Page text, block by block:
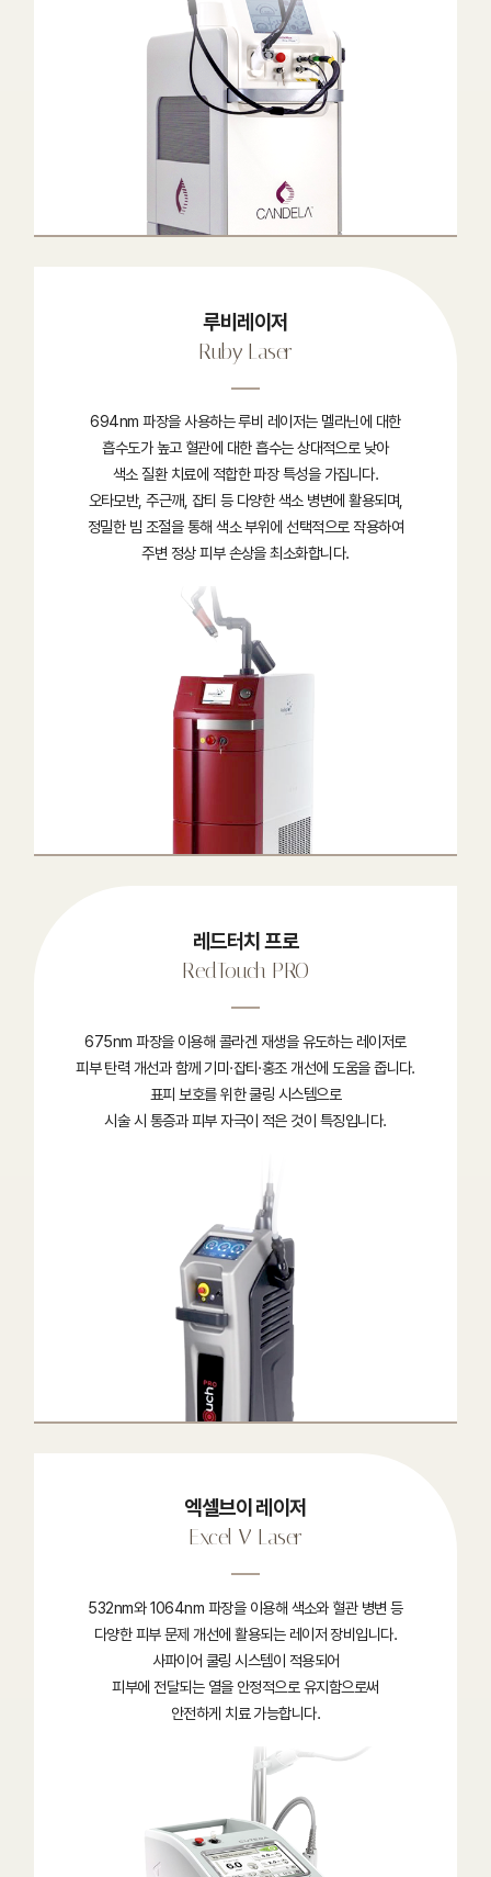
루비레이저
Ruby Laser
694nm 파장을 사용하는 루비 레이저는 멜라닌에 대한
흡수도가 높고 혈관에 대한 흡수는 상대적으로 낮아
색소 질환 치료에 적합한 파장 특성을 가집니다.
오타모반, 주근깨, 잡티 등 다양한 색소 병변에 활용되며,
정밀한 빔 조절을 통해 색소 부위에 선택적으로 작용하여
주변 정상 피부 손상을 최소화합니다.
레드터치 프로
RedTouch PRO
675nm 파장을 이용해 콜라겐 재생을 유도하는 레이저로
피부 탄력 개선과 함께 기미·잡티·홍조 개선에 도움을 줍니다.
표피 보호를 위한 쿨링 시스템으로
시술 시 통증과 피부 자극이 적은 것이 특징입니다.
엑셀브이 레이저
Excel V Laser
532nm와 1064nm 파장을 이용해 색소와 혈관 병변 등
다양한 피부 문제 개선에 활용되는 레이저 장비입니다.
사파이어 쿨링 시스템이 적용되어
피부에 전달되는 열을 안정적으로 유지함으로써
안전하게 치료 가능합니다.